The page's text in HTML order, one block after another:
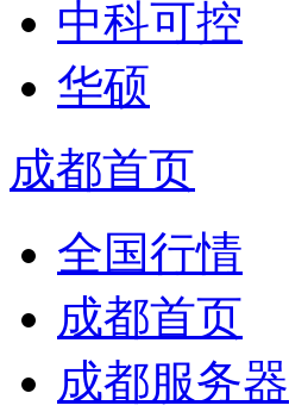
中科可控
华硕
成都首页
全国行情
成都首页
成都服务器